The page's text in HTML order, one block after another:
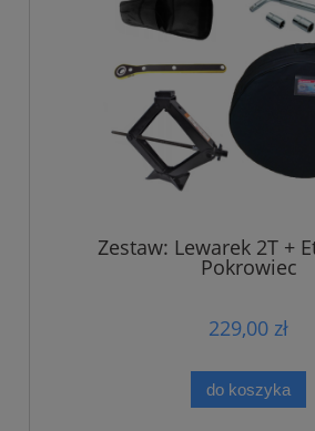
Zestaw: Lewarek 2T +
Pokrowiec
229,00 zł
do koszyka